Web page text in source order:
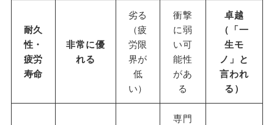
耐久
性・
疲労
寿命
非常に優
れる
劣る
（疲
労限
界が
低
い）
衝撃
に弱
い可
能性
があ
る
卓越
（「一
生モ
ノ」と
言われ
る）
専門